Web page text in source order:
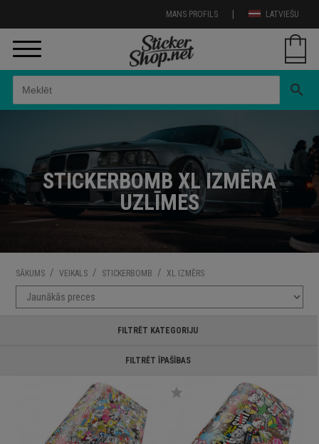
LATVIEŠU
|
MANS PROFILS
search
STICKERBOMB XL IZMĒRA
UZLĪMES
SĀKUMS / VEIKALS / STICKERBOMB / XL IZMĒRS
FILTRĒT KATEGORIJU
FILTRĒT ĪPAŠĪBAS
star